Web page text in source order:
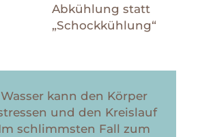
Abkühlung statt
„Schockkühlung“
kann den Körper
und den Kreislauf
schlimmsten Fall zum